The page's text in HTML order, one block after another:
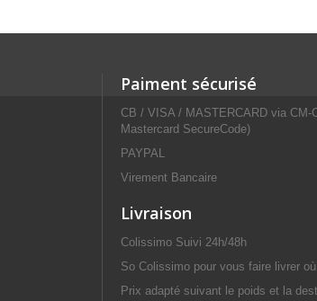
Paiment sécurisé
CB / VISA / MASTERCARD via CM-
Mastercard SecureCode)
PAYPAL
Virement Bancaire
Livraison
Colissimo Suivi 24h/48h
So Colissimo pour vous faire livrer
Prix adapté suivant le poids et la